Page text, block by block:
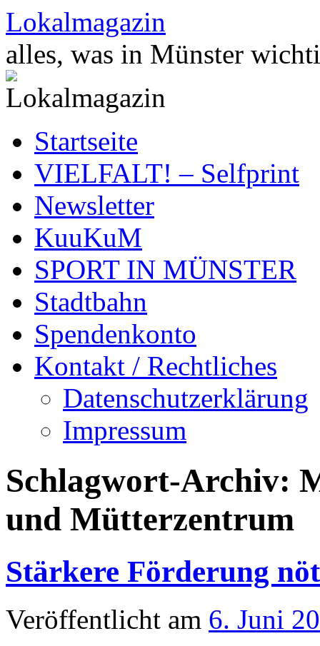
Zum
Inhalt
springen
Lokalmagazin
alles, was in Münster
Startseite
VIELFALT! – Selfprint
Newsletter
KuuKuM
SPORT IN MÜNSTER
Stadtbahn
Spendenkonto
Kontakt / Rechtliches
Datenschutzerklärung
Impressum
Schlagwort-Archiv:
und Mütterzentrum
Stärkere Förderung
Veröffentlicht am 6. Juni